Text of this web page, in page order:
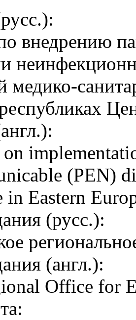
внедрению
медико-
(PEN)
in Eastern
(русс.):
(англ.):
Office for